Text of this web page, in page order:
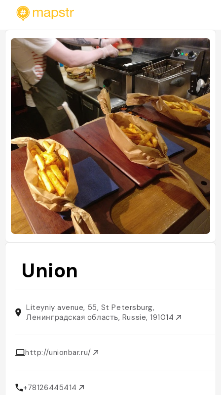
Union
Liteyniy avenue, 55, St Petersburg,
Ленинградская область, Russie, 191014
http://unionbar.ru/
+78126445414